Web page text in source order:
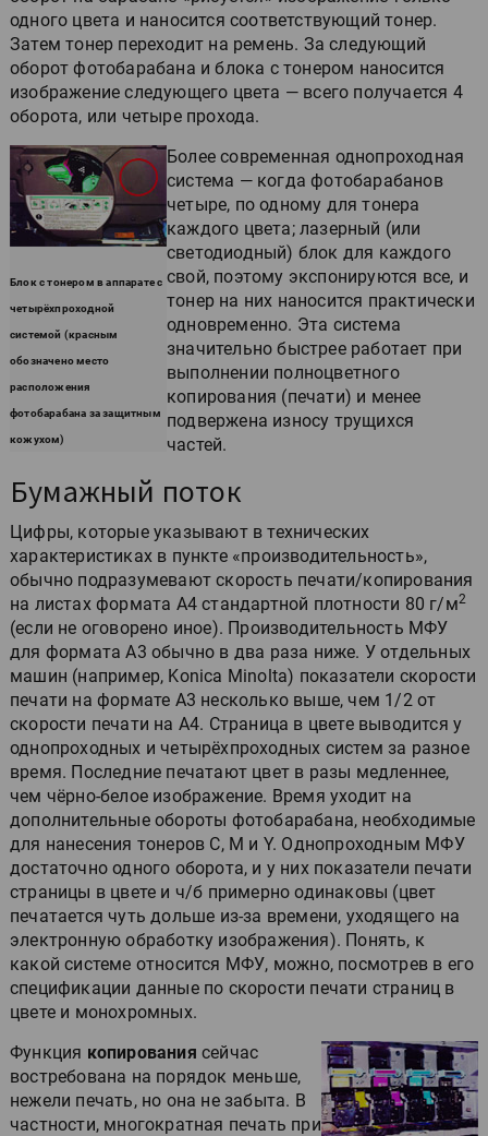
одного цвета и наносится соответствующий тонер.
Затем тонер переходит на ремень. За следующий
оборот фотобарабана и блока с тонером наносится
изображение следующего цвета — всего получается 4
оборота, или четыре прохода.
Блок с тонером в аппарате с
четырёхпроходной
системой (красным
обозначено место
расположения
фотобарабана за защитным
кожухом)
Более современная однопроходная
система — когда фотобарабанов
четыре, по одному для тонера
каждого цвета; лазерный (или
светодиодный) блок для каждого
свой, поэтому экспонируются все, и
тонер на них наносится практически
одновременно. Эта система
значительно быстрее работает при
выполнении полноцветного
копирования (печати) и менее
подвержена износу трущихся
частей.
Бумажный поток
Цифры, которые указывают в технических
характеристиках в пункте «производительность»,
обычно подразумевают скорость печати/копирования
на листах формата А4 стандартной плотности 80 г/м2
(если не оговорено иное). Производительность МФУ
для формата А3 обычно в два раза ниже. У отдельных
машин (например, Konica Minolta) показатели скорости
печати на формате А3 несколько выше, чем 1/2 от
скорости печати на А4. Страница в цвете выводится у
однопроходных и четырёхпроходных систем за разное
время. Последние печатают цвет в разы медленнее,
чем чёрно-белое изображение. Время уходит на
дополнительные обороты фотобарабана, необходимые
для нанесения тонеров С, М и Y. Однопроходным МФУ
достаточно одного оборота, и у них показатели печати
страницы в цвете и ч/б примерно одинаковы (цвет
печатается чуть дольше из-за времени, уходящего на
электронную обработку изображения). Понять, к
какой системе относится МФУ, можно, посмотрев в его
спецификации данные по скорости печати страниц в
цвете и монохромных.
Функция копирования сейчас
востребована на порядок меньше,
нежели печать, но она не забыта. В
частности, многократная печать при